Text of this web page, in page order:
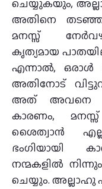
ചെയ്യുകയും,
അതിനെ
മനസ്സ്
കൃത്യമായ
എന്നാൽ,
അതിനോട്
അത് അവനെ
കാരണം,
ശൈത്വാൻ
ഭംഗിയായി
നന്മകളിൽ
ചെയ്യും.